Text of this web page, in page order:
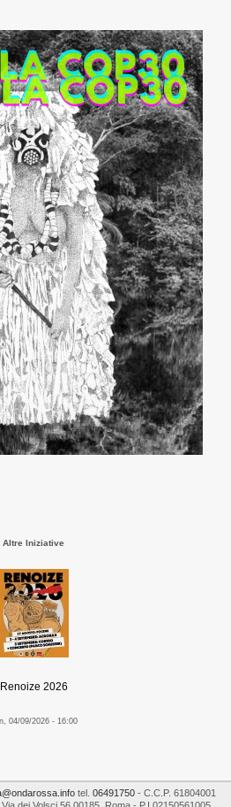
Altre Iniziative
Renoize 2026
04/09/2026 - 16:00
tel. 06491750- C.C.P. 61804001